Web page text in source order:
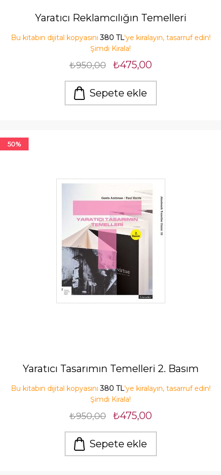
Yaratıcı Reklamcılığın Temelleri
Bu kitabın dijital kopyasını380 TL'ye kiralayın, tasarruf edin!
Şimdi Kirala!
₺950,00 ₺475,00
Sepete ekle
50%
Yaratıcı Tasarımın Temelleri 2. Basım
Bu kitabın dijital kopyasını380 TL'ye kiralayın, tasarruf edin!
Şimdi Kirala!
₺950,00 ₺475,00
Sepete ekle